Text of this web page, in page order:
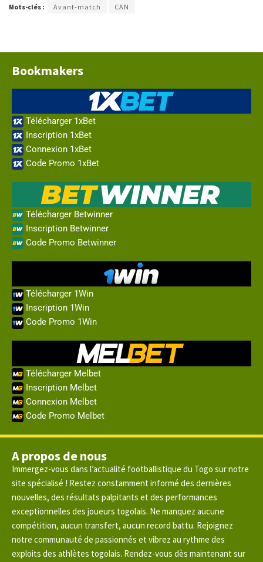
Mots-clés : Avant-match CAN
Bookmakers
Télécharger 1xBet
Inscription 1xBet
Connexion 1xBet
Code Promo 1xBet
Télécharger Betwinner
Inscription Betwinner
Code Promo Betwinner
Télécharger 1Win
Inscription 1Win
Code Promo 1Win
Télécharger Melbet
Inscription Melbet
Connexion Melbet
Code Promo Melbet
A propos de nous
Immergez-vous dans l’actualité footballistique du Togo sur notre
site spécialisé ! Restez constamment informé des dernières
nouvelles, des résultats palpitants et des performances
exceptionnelles des joueurs togolais. Ne manquez aucune
compétition, aucun transfert, aucun record battu. Rejoignez
notre communauté de passionnés et vibrez au rythme des
exploits des athlètes togolais. Rendez-vous dès maintenant sur